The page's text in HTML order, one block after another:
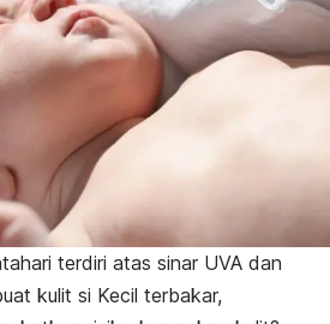
terdiri atas sinar UVA dan
kulit si Kecil terbakar,